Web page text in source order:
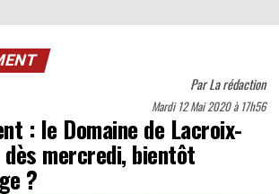
ParLa rédaction
Mardi 12 Mai 2020 à 17h56
: le Domaine de Lacroix-
mercredi, bientôt
?